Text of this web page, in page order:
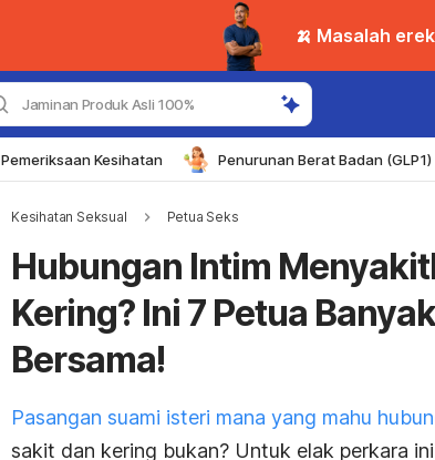
🍌 Masalah
Jaminan Produk Asli 100%
Pemeriksaan Kesihatan Penurunan Berat Badan (GLP1)
Kesihatan Seksual Petua Seks
Hubungan Intim
Kering? Ini 7 Petua
Bersama!
Pasangan suami isteri mana yang mahu
sakit dan kering bukan? Untuk elak perkara